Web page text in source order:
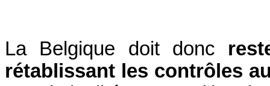
La Belgique doit donc
rétablissant les contrôles